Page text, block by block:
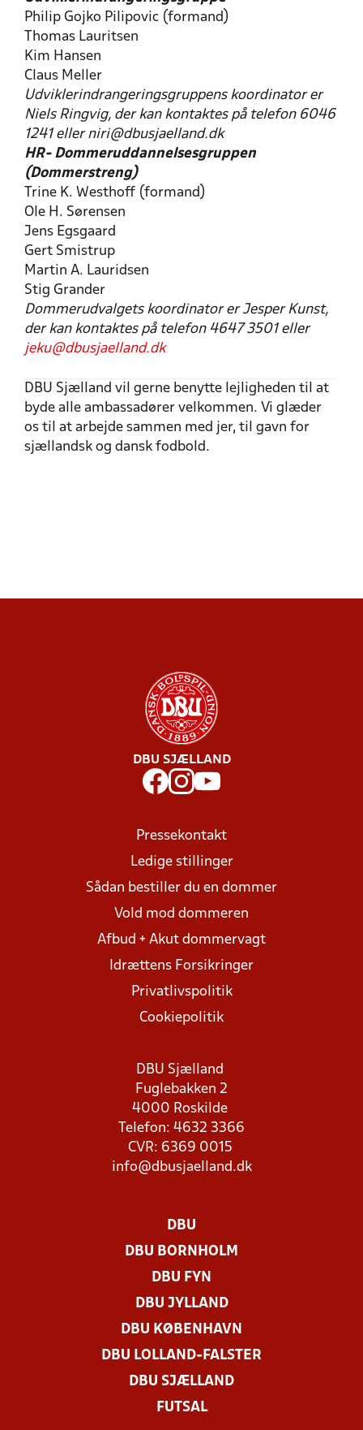
Philip Gojko Pilipovic (formand)
Thomas Lauritsen
Kim Hansen
Claus Meller
Udviklerindrangeringsgruppens koordinator er
Niels Ringvig, der kan kontaktes på telefon 6046
1241 eller niri@dbusjaelland.dk
HR- Dommeruddannelsesgruppen
(Dommerstreng)
Trine K. Westhoff (formand)
Ole H. Sørensen
Jens Egsgaard
Gert Smistrup
Martin A. Lauridsen
Stig Grander
Dommerudvalgets koordinator er Jesper Kunst,
der kan kontaktes på telefon 4647 3501 eller
jeku@dbusjaelland.dk
DBU Sjælland vil gerne benytte lejligheden til at
byde alle ambassadører velkommen. Vi glæder
os til at arbejde sammen med jer, til gavn for
sjællandsk og dansk fodbold.
DBU SJÆLLAND
Pressekontakt
Ledige stillinger
Sådan bestiller du en dommer
Vold mod dommeren
Afbud + Akut dommervagt
Idrættens Forsikringer
Privatlivspolitik
Cookiepolitik
DBU Sjælland
Fuglebakken 2
4000 Roskilde
Telefon: 4632 3366
CVR: 6369 0015
info@dbusjaelland.dk
DBU
DBU BORNHOLM
DBU FYN
DBU JYLLAND
DBU KØBENHAVN
DBU LOLLAND-FALSTER
DBU SJÆLLAND
FUTSAL